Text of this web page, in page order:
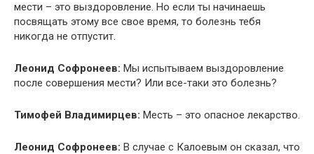
мести – это выздоровление. Но если ты начинаешь
посвящать этому все свое время, то болезнь тебя
никогда не отпустит.
Леонид Софронеев: Мы испытываем выздоровление
после совершения мести? Или все-таки это болезнь?
Тимофей Владимирцев: Месть – это опасное лекарство.
Леонид Софронеев: В случае с Калоевым он сказал, что